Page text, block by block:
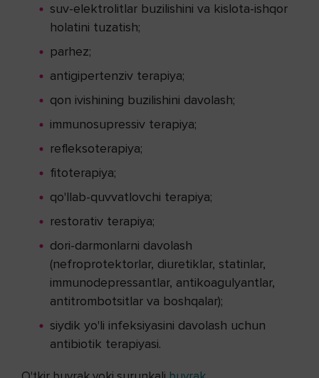
suv-elektrolitlar buzilishini va kislota-ishqor
holatini tuzatish;
parhez;
antigipertenziv terapiya;
qon ivishining buzilishini davolash;
immunosupressiv terapiya;
refleksoterapiya;
fitoterapiya;
qo'llab-quvvatlovchi terapiya;
restorativ terapiya;
dori-darmonlarni davolash
(nefroprotektorlar, diuretiklar, statinlar,
immunodepressantlar, antikoagulyantlar,
antitrombotsitlar va boshqalar);
siydik yo'li infeksiyasini davolash uchun
antibiotik terapiyasi.